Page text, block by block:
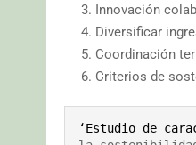
Innovación
Diversificar
Coordinación
Criterios de
‘Estudio de